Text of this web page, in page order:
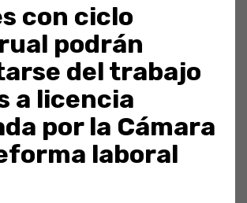
con ciclo
podrán
del trabajo
a licencia
por la Cámara
laboral